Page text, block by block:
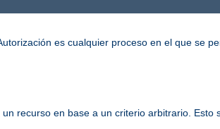
es cualquier proceso en el que se
recurso en base a un criterio arbitrario. Esto